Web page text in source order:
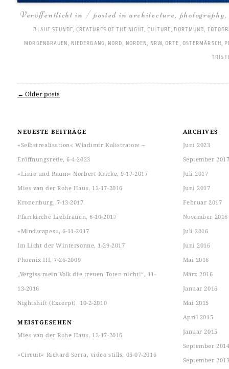
Veröffentlicht in / posted in architecture, photography
BLAUE STUNDE, CREATURES OF THE NIGHT,CULTURE, DORTMUND,
MORGENGRAUEN , NIEDERGANG, NORD, NORDEN, NRW,ORTE, OSTERMÄRSCH,
Post navigation
← Older posts
NEUESTE BEITRÄGE
»Selbstrealisation« Wladimir Kalistratow ‒
Eröffnungsrede, 6-4-2023
»Linie und Raum« Norbert Kricke, 9-17-2017
Mies van der Rohe Haus, 12-17-2016
Kronenburg, 7-13-2017
Pfarrkirche Liebfrauen, 6-10-2017
»Mindscapes«, 6-11-2017
Im Licht der Wintersonne, 1-29-2017
Phoenix III, 7-26-2009
„Vergiss mein Volk die treuen Toten nicht!“, 11-
13-2016
Nightshift (Excerpt), 10-2-2010
MEISTGESEHEN
Mies van der Rohe Haus, 12-17-2016
»Circuit« Richard Serra, video stills, 05-07-2016
ARCHIVES
Juni 2023
September
Juli 2017
Juni 2017
Februar 2017
November 2016
Juli 2016
Juni 2016
Mai 2016
März 2016
Januar 2016
Mai 2015
April 2015
Januar 2015
September
September